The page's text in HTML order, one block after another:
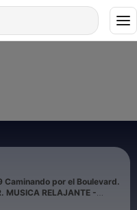
Caminando por el Boulevard.
MUSICA RELAJANTE -